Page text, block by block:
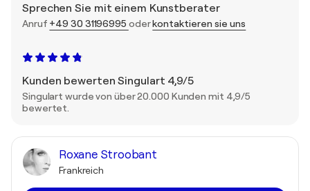
Sprechen Sie mit einem Kunstberater
Anruf +49 30 31196995 oderkontaktieren sie uns
Kunden bewerten Singulart 4,9/5
Singulart wurde von über 20.000 Kunden mit 4,9/5
bewertet.
Roxane Stroobant
Frankreich